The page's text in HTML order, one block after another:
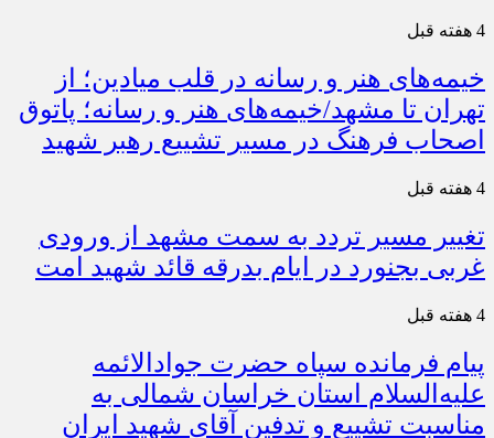
4 هفته قبل
خیمه‌های هنر و رسانه در قلب میادین؛ از
تهران تا مشهد/خیمه‌های هنر و رسانه؛ پاتوق
اصحاب فرهنگ در مسیر تشییع رهبر شهید
4 هفته قبل
تغییر مسیر تردد به سمت مشهد از ورودی
غربی بجنورد در ایام بدرقه قائد شهید امت
4 هفته قبل
پیام فرمانده سپاه حضرت جوادالائمه
علیه‌السلام استان خراسان شمالی به
مناسبت تشییع و تدفین آقای شهید ایران